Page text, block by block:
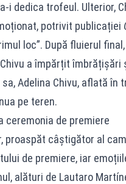
i dedica trofeul. Ulterior,
potrivit publicației
loc”. După fluierul
a împărțit
Adelina Chivu, aflată în
pe teren.
ceremonia de premiere
proaspăt câștigător al
de premiere, iar
alături de Lautaro